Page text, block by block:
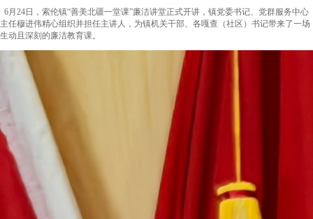
6月24日，索伦镇“善美北疆一堂课”廉洁讲堂正式开讲，镇党委书记、党群服务中心
主任穆进伟精心组织并担任主讲人，为镇机关干部、各嘎查（社区）书记带来了一场
生动且深刻的廉洁教育课。